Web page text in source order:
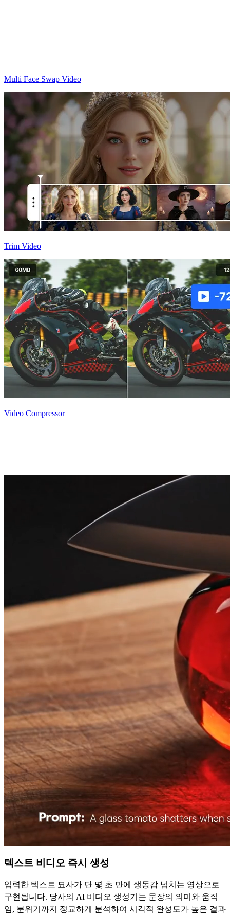
Multi Face Swap Video
Trim Video
Video Compressor
텍스트 비디오 즉시 생성
입력한 텍스트 묘사가 단 몇 초 만에 생동감 넘치는 영상으로
구현됩니다. 당사의 AI 비디오 생성기는 문장의 의미와 움직
임, 분위기까지 정교하게 분석하여 시각적 완성도가 높은 결과